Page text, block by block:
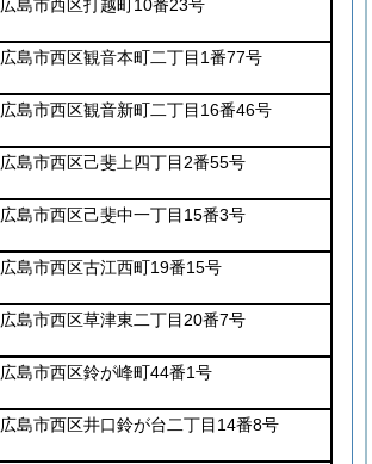
広島市西区打越町10番23号
広島市西区観音本町二丁目1番77号
広島市西区観音新町二丁目16番46号
広島市西区己斐上四丁目2番55号
広島市西区己斐中一丁目15番3号
広島市西区古江西町19番15号
広島市西区草津東二丁目20番7号
広島市西区鈴が峰町44番1号
広島市西区井口鈴が台二丁目14番8号